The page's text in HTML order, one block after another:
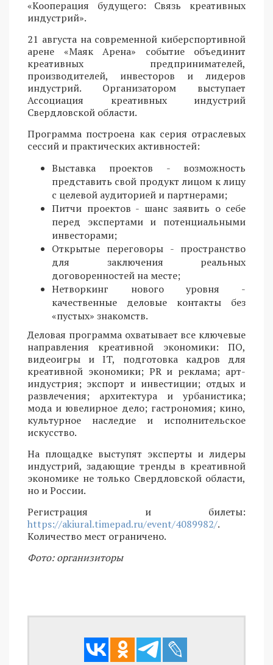
«Кооперация будущего: Связь креативных
индустрий».
21 августа на современной киберспортивной
арене «Маяк Арена» событие объединит
креативных предпринимателей,
производителей, инвесторов и лидеров
индустрий. Организатором выступает
Ассоциация креативных индустрий
Свердловской области.
Программа построена как серия отраслевых
сессий и практических активностей:
Выставка проектов - возможность
представить свой продукт лицом к лицу
с целевой аудиторией и партнерами;
Питчи проектов - шанс заявить о себе
перед экспертами и потенциальными
инвесторами;
Открытые переговоры - пространство
для заключения реальных
договоренностей на месте;
Нетворкинг нового уровня -
качественные деловые контакты без
«пустых» знакомств.
Деловая программа охватывает все ключевые
направления креативной экономики: ПО,
видеоигры и IT, подготовка кадров для
креативной экономики; PR и реклама; арт-
индустрия; экспорт и инвестиции; отдых и
развлечения; архитектура и урбанистика;
мода и ювелирное дело; гастрономия; кино,
культурное наследие и исполнительское
искусство.
На площадке выступят эксперты и лидеры
индустрий, задающие тренды в креативной
экономике не только Свердловской области,
но и России.
Регистрация и билеты:
https://akiural.timepad.ru/event/4089982/.
Количество мест ограничено.
Фото: организиторы